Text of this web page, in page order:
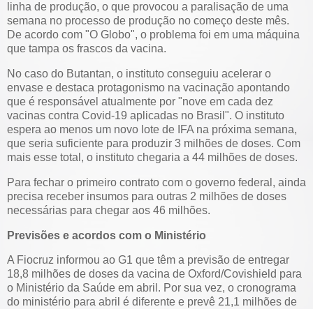
linha de produção, o que provocou a paralisação de uma
semana no processo de produção no começo deste mês.
De acordo com "O Globo", o problema foi em uma máquina
que tampa os frascos da vacina.
No caso do Butantan, o instituto conseguiu acelerar o
envase e destaca protagonismo na vacinação apontando
que é responsável atualmente por "nove em cada dez
vacinas contra Covid-19 aplicadas no Brasil". O instituto
espera ao menos um novo lote de IFA na próxima semana,
que seria suficiente para produzir 3 milhões de doses. Com
mais esse total, o instituto chegaria a 44 milhões de doses.
Para fechar o primeiro contrato com o governo federal, ainda
precisa receber insumos para outras 2 milhões de doses
necessárias para chegar aos 46 milhões.
Previsões e acordos com o Ministério
A Fiocruz informou ao G1 que têm a previsão de entregar
18,8 milhões de doses da vacina de Oxford/Covishield para
o Ministério da Saúde em abril. Por sua vez, o cronograma
do ministério para abril é diferente e prevê 21,1 milhões de